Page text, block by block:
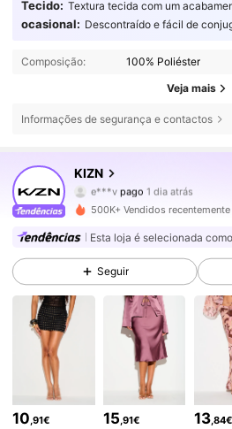
Tecido: Textura tecida com um
ocasional: Descontraído e fácil de
Composição: 100% Poliéster
Veja mais
Informações de segurança e contactos
KIZNe***v
3***9 seguiu10 minutos atrás
4,71 559K Seguidores
559K Seguidores
559K Seguidores
500K+ Vendidos recentemente
Esta loja é selecionada
Seguir
10 ,91€ 15 ,91€ 13,84€